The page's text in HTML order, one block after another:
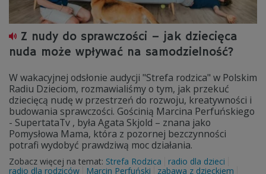
Z nudy do sprawczości – jak dziecięca
nuda może wpływać na samodzielność?
W wakacyjnej odsłonie audycji "Strefa rodzica" w Polskim
Radiu Dzieciom, rozmawialiśmy o tym, jak przekuć
dziecięcą nudę w przestrzeń do rozwoju, kreatywności i
budowania sprawczości. Gościnią Marcina Perfuńskiego
- SupertataTv , była Agata Skjold – znana jako
Pomysłowa Mama, która z pozornej bezczynności
potrafi wydobyć prawdziwą moc działania.
Zobacz więcej na temat: Strefa Rodzica
radio dla dzieci
radio dla rodziców
Marcin Perfuński
zabawa z dzieckiem